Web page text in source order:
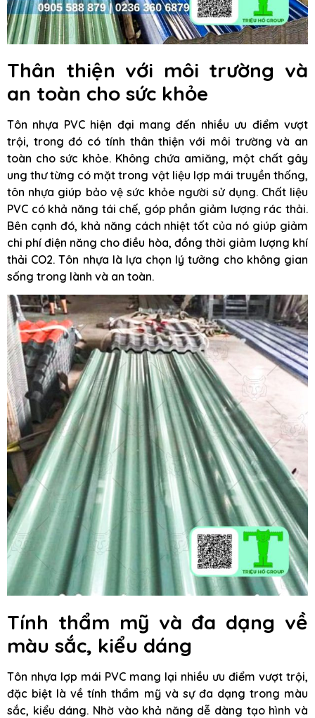
Thân thiện với môi trường và
an toàn cho sức khỏe
Tôn nhựa PVC hiện đại mang đến nhiều ưu điểm vượt
trội, trong đó có tính thân thiện với môi trường và an
toàn cho sức khỏe. Không chứa amiăng, một chất gây
ung thư từng có mặt trong vật liệu lợp mái truyền thống,
tôn nhựa giúp bảo vệ sức khỏe người sử dụng. Chất liệu
PVC có khả năng tái chế, góp phần giảm lượng rác thải.
Bên cạnh đó, khả năng cách nhiệt tốt của nó giúp giảm
chi phí điện năng cho điều hòa, đồng thời giảm lượng khí
thải CO2. Tôn nhựa là lựa chọn lý tưởng cho không gian
sống trong lành và an toàn.
Tính thẩm mỹ và đa dạng về
màu sắc, kiểu dáng
Tôn nhựa lợp mái PVC mang lại nhiều ưu điểm vượt trội,
đặc biệt là về tính thẩm mỹ và sự đa dạng trong màu
sắc, kiểu dáng. Nhờ vào khả năng dễ dàng tạo hình và